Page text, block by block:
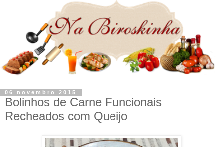
06 novembro 2015
Bolinhos de Carne Funcionais
Recheados com Queijo